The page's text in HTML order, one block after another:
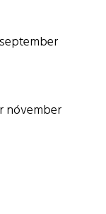
september
nóvember